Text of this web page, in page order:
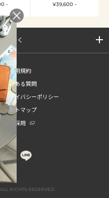
-
¥39,600 -
を開く
ご利用規約
よくある質問
プライバシーポリシー
サイトマップ
新卒採用
RIGHTS RESERVED.